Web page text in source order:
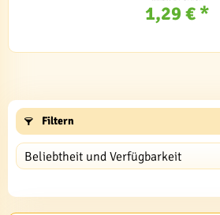
1,29 € *
Filtern